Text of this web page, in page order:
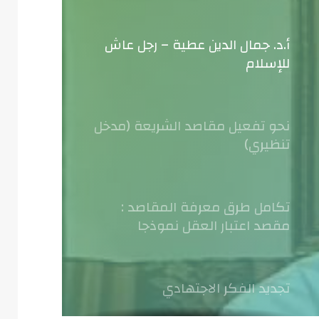
أ.د. جمال الدين عطية – رجل عاش
للإسلام
نحو تفعيل مقاصد الشريعة (مدخل
تنظيري)
تكامل طرق معرفة المقاصد :
مقصد اعتبار العقل نموذجا
تجديد الفكر الاجتهادي